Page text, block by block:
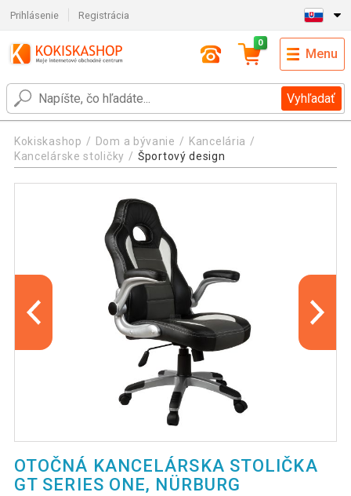
Prihlásenie Registrácia
Vyhľadať
0
Menu
Kokiskashop Dom a bývanie
Kancelária
Kancelárske stoličky
Športový design
OTOČNÁ KANCELÁRSKA STOLIČKA
GT SERIES ONE, NÜRBURG